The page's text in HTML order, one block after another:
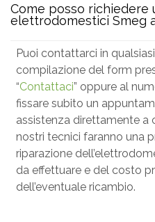
Come posso richiedere
elettrodomestici Smeg
Puoi contattarci in
compilazione del form
“Contattaci” oppure al
fissare subito un
assistenza direttamente a
nostri tecnici faranno una
riparazione
da effettuare e del costo
dell’eventuale ricambio.